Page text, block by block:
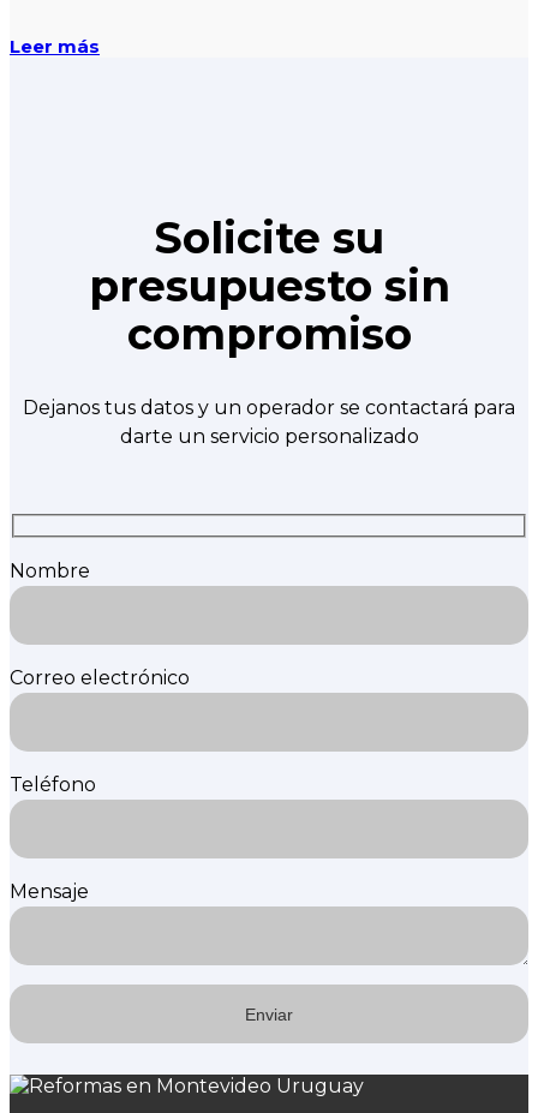
Leer más
Solicite su
presupuesto sin
compromiso
Dejanos tus datos y un operador se contactará para
darte un servicio personalizado
Nombre
Correo electrónico
Teléfono
Mensaje